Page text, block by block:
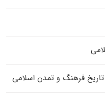
فرهنگ و تمدن اسلامی